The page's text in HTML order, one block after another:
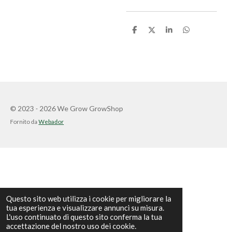
Questo sito web utilizza i cookie per migliorare la
tua esperienza e visualizzare annunci su misura.
L'uso continuato di questo sito conferma la tua
accettazione del nostro uso dei cookie.
C
C
C
C
© 2023 - 2026 We Grow GrowShop
Fornito da Webador